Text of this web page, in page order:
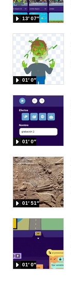
13′ 07″
01′ 0″
01′ 0″
01′ 51″
01′ 0″